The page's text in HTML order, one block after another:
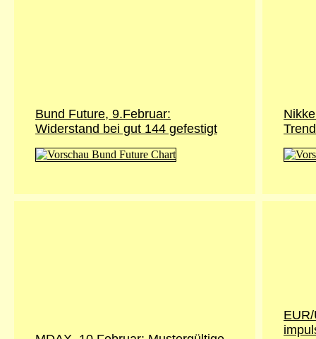
Bund Future, 9.Februar:
Widerstand bei gut 144 gefestigt